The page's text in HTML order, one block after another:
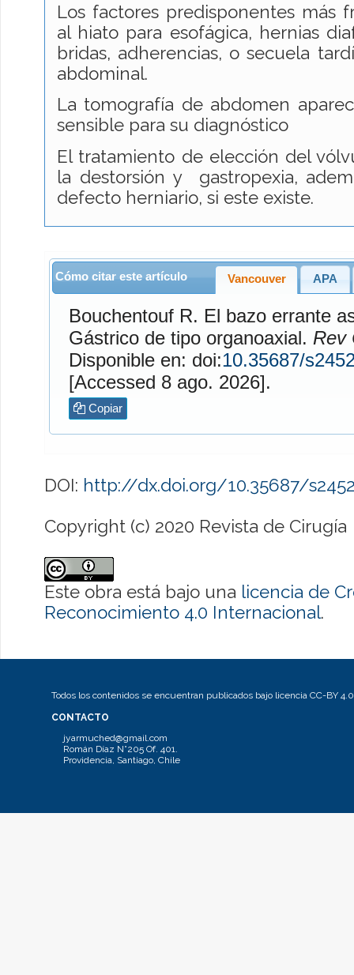
Los factores predisponentes más
al hiato para esofágica, hernias
bridas, adherencias, o secuela
abdominal.
La tomografía de abdomen
sensible para su diagnóstico
El tratamiento de elección del
la destorsión y gastropexia,
defecto herniario, si este existe.
Cómo citar este artículo Vancouver APA
BouchentoufR. El bazo errante asociado con Vólvulo
Gástrico de tipo organoaxial. Rev
Disponible en: doi:10.35687/
[Accessed 8 ago. 2026].
Copiar
DOI: http://dx.doi.org/10.35687/
Copyright (c) 2020 Revista de Cirugía
Este obra está bajo una licencia de
Reconocimiento 4.0 Internacional.
Todos los contenidos se encuentran publicados bajo licencia CC-BY 4.0
CONTACTO
jyarmuched@gmail.com
Román Díaz N°205 Of. 401.
Providencia, Santiago, Chile